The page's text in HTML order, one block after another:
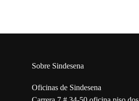
Sobre Sindesena
Oficinas de Sindesena